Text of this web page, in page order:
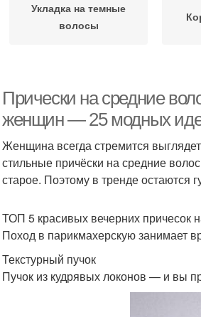
Укладка на темные
волосы
Прически на средние
женщин — 25 модных
Женщина всегда стремится
стильные причёски на средние
старое. Поэтому в тренде остаются
ТОП 5 красивых вечерних причесок
Поход в парикмахерскую занимает
Текстурный пучок
Пучок из кудрявых локонов — и вы